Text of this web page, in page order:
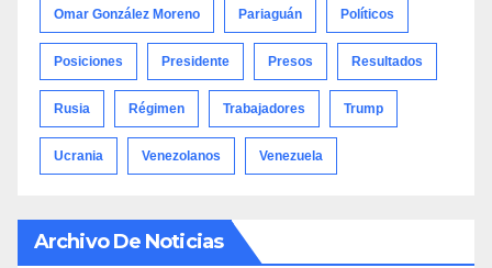
Omar González Moreno Pariaguán Políticos
Posiciones Presidente Presos Resultados
Rusia Régimen Trabajadores Trump
Ucrania Venezolanos Venezuela
Archivo De Noticias